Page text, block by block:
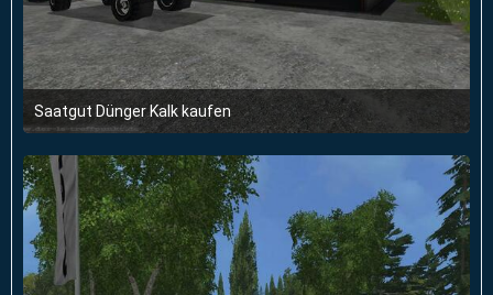
Saatgut Dünger Kalk kaufen
14. März 2015 um 19:20